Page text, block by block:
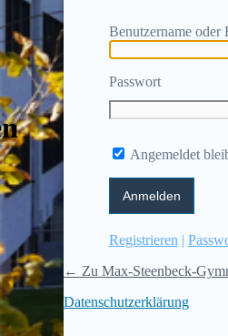
Benutzername oder
Passwort
Angemeldet
Registrieren |
← Zu Max-Steenbeck-
Datenschutzerklärung